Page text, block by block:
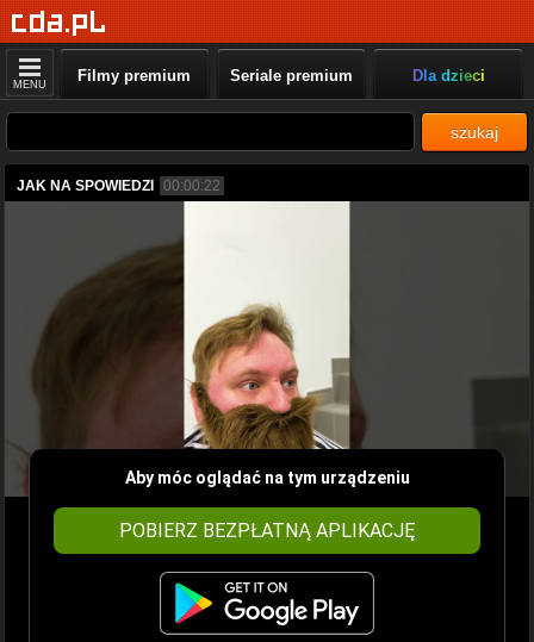
MENU Filmy premium Seriale premium Dla dzieci
szukaj
JAK NA SPOWIEDZI 00:00:22
Aby móc oglądać na tym urządzeniu
POBIERZ BEZPŁATNĄ APLIKACJĘ